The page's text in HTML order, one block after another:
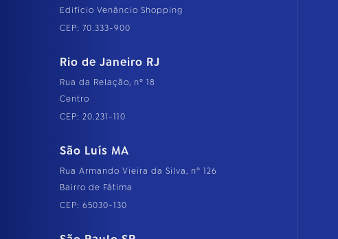
Edifício Venâncio Shopping
CEP: 70.333-900
Rio de Janeiro RJ
Rua da Relação, nº 18
Centro
CEP: 20.231-110
São Luís MA
Rua Armando Vieira da Silva, nº 126
Bairro de Fátima
CEP: 65030-130